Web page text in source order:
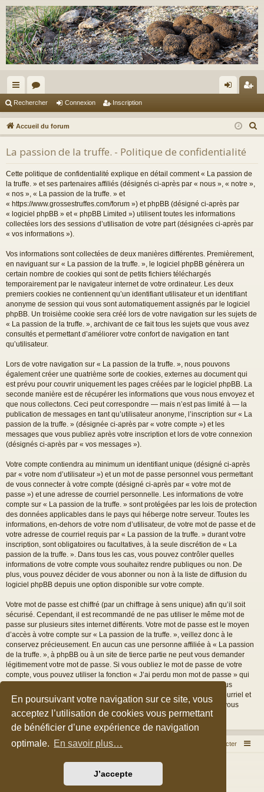
En poursuivant votre navigation sur ce site, vous
acceptez l’utilisation de cookies vous permettant
de bénéficier d’une expérience de navigation
optimale. En savoir plus…
J’accepte
ac
co
ur
ci
s
or
u
m
s
ne
xi
on
cri
pti
on
Rechercher Connexion Inscription
Accueil du forum
e
La passion de la truffe. - Politique de confidentialité
Cette politique de confidentialité explique en détail comment « La passion de
la truffe. » et ses partenaires affiliés (désignés ci-après par « nous », « notre »,
« nos », « La passion de la truffe. » et
« https://www.grossestruffes.com/forum ») et phpBB (désigné ci-après par
« logiciel phpBB » et « phpBB Limited ») utilisent toutes les informations
collectées lors des sessions d’utilisation de votre part (désignées ci-après par
« vos informations »).
Vos informations sont collectées de deux manières différentes. Premièrement,
en naviguant sur « La passion de la truffe. », le logiciel phpBB génèrera un
certain nombre de cookies qui sont de petits fichiers téléchargés
temporairement par le navigateur internet de votre ordinateur. Les deux
premiers cookies ne contiennent qu’un identifiant utilisateur et un identifiant
anonyme de session qui vous sont automatiquement assignés par le logiciel
phpBB. Un troisième cookie sera créé lors de votre navigation sur les sujets de
« La passion de la truffe. », archivant de ce fait tous les sujets que vous avez
consultés et permettant d’améliorer votre confort de navigation en tant
qu’utilisateur.
Lors de votre navigation sur « La passion de la truffe. », nous pouvons
également créer une quatrième sorte de cookies, externes au document qui
est prévu pour couvrir uniquement les pages créées par le logiciel phpBB. La
seconde manière est de récupérer les informations que vous nous envoyez et
que nous collectons. Ceci peut correspondre — mais n’est pas limité à — la
publication de messages en tant qu’utilisateur anonyme, l’inscription sur « La
passion de la truffe. » (désignée ci-après par « votre compte ») et les
messages que vous publiez après votre inscription et lors de votre connexion
(désignés ci-après par « vos messages »).
Votre compte contiendra au minimum un identifiant unique (désigné ci-après
par « votre nom d’utilisateur ») et un mot de passe personnel vous permettant
de vous connecter à votre compte (désigné ci-après par « votre mot de
passe ») et une adresse de courriel personnelle. Les informations de votre
compte sur « La passion de la truffe. » sont protégées par les lois de protection
des données applicables dans le pays qui héberge notre serveur. Toutes les
informations, en-dehors de votre nom d’utilisateur, de votre mot de passe et de
votre adresse de courriel requis par « La passion de la truffe. » durant votre
inscription, sont obligatoires ou facultatives, à la seule discrétion de « La
passion de la truffe. ». Dans tous les cas, vous pouvez contrôler quelles
informations de votre compte vous souhaitez rendre publiques ou non. De
plus, vous pouvez décider de vous abonner ou non à la liste de diffusion du
logiciel phpBB depuis une option disponible sur votre compte.
Votre mot de passe est chiffré (par un chiffrage à sens unique) afin qu’il soit
sécurisé. Cependant, il est recommandé de ne pas utiliser le même mot de
passe sur plusieurs sites internet différents. Votre mot de passe est le moyen
d’accès à votre compte sur « La passion de la truffe. », veillez donc à le
conservez précieusement. En aucun cas une personne affiliée à « La passion
de la truffe. », à phpBB ou à un site de tierce partie ne peut vous demander
légitimement votre mot de passe. Si vous oubliez le mot de passe de votre
compte, vous pouvez utiliser la fonction « J’ai perdu mon mot de passe » qui
est proposée par défaut sur le logiciel phpBB. Cette fonctionnalité vous
demandera de spécifier votre nom d’utilisateur et votre adresse de courriel et
le logiciel phpBB générera alors un nouveau mot de passe afin que vous
puissiez reprendre le contrôle de votre compte.
Accueil du forum Nous contacter
Développé parphpBB® Forum Software © phpBB Limited
Style parArty
©